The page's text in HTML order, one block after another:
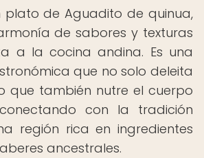
plato de Aguadito de quinua,
de sabores y texturas
a la cocina andina. Es una
que no solo deleita
que también nutre el cuerpo
con la tradición
región rica en ingredientes
ancestrales.